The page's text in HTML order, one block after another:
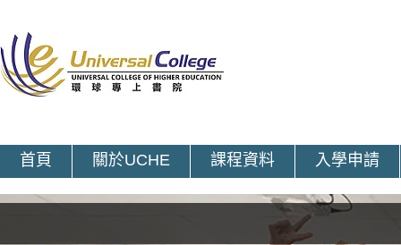
首頁 關於UCHE 課程資料 入學申請